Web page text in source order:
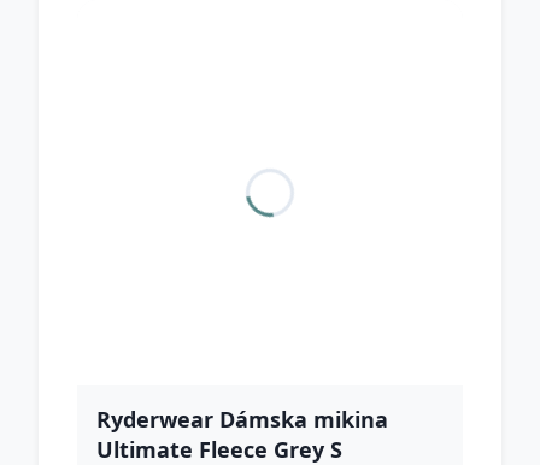
Ryderwear Dámska mikina
Ultimate Fleece Grey S